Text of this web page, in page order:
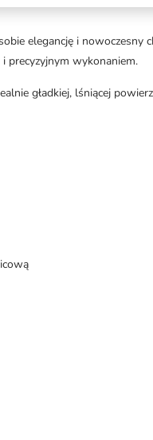
elegancję i nowoczesny
precyzyjnym wykonaniem.
gładkiej, lśniącej